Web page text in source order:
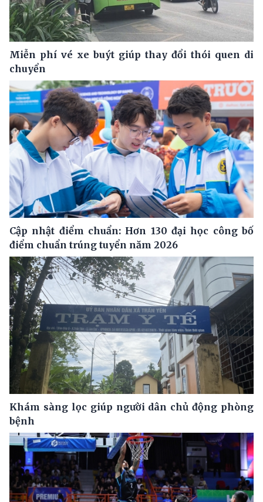
Miễn phí vé xe buýt giúp thay đổi thói quen di
chuyển
Cập nhật điểm chuẩn: Hơn 130 đại học công bố
điểm chuẩn trúng tuyển năm 2026
Khám sàng lọc giúp người dân chủ động phòng
bệnh